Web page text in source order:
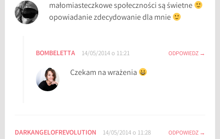
małomiasteczkowe społeczności są świetne
opowiadanie zdecydowanie dla mnie
BOMBELETTA 14/05/2014 o 11:21 ODPOWIEDZ
Czekam na wrażenia
DARKANGELOFREVOLUTION 14/05/2014 o 11:28 ODPOWIEDZ